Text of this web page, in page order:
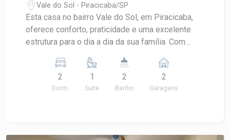
Vale do Sol - Piracicaba/SP
Esta casa no bairro Vale do Sol, em Piracicaba,
oferece conforto, praticidade e uma excelente
estrutura para o dia a dia da sua família. Com
fácil acesso aos principais serviços da região, é
uma ótima opção para quem busca qualidade de
vida em uma localização tranquila.
2
Dorm.
1
Suite
2
Banho
2
Garagens